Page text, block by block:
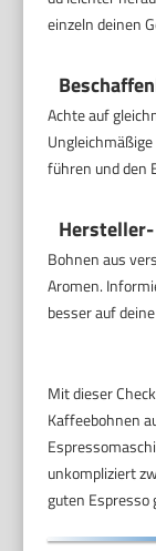
einzeln deinen
Achte auf
führen und den
Bohnen aus
Aromen.
besser auf
Mit dieser
Kaffeebohnen
unkompliziert
guten Espresso